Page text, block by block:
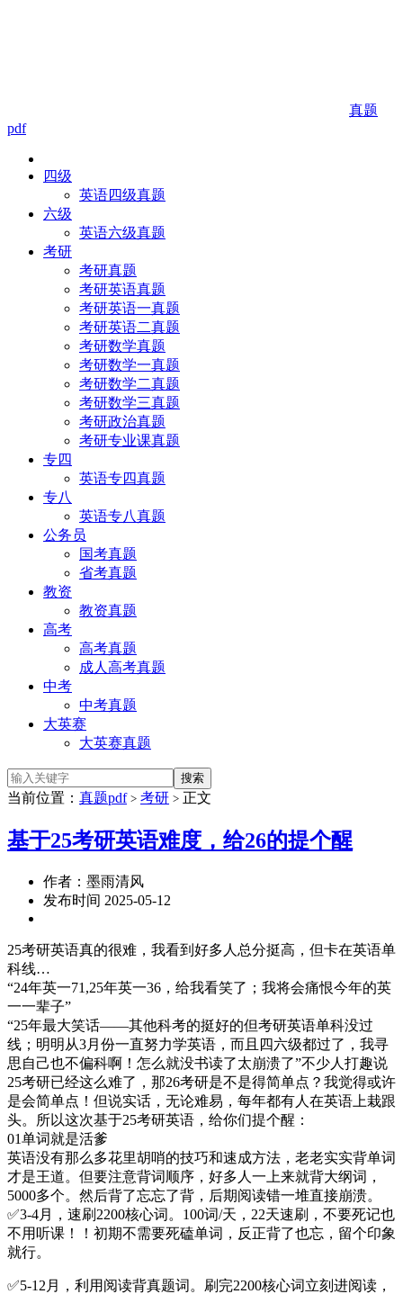
真题
pdf
四级
英语四级真题
六级
英语六级真题
考研
考研真题
考研英语真题
考研英语一真题
考研英语二真题
考研数学真题
考研数学一真题
考研数学二真题
考研数学三真题
考研政治真题
考研专业课真题
专四
英语专四真题
专八
英语专八真题
公务员
国考真题
省考真题
教资
教资真题
高考
高考真题
成人高考真题
中考
中考真题
大英赛
大英赛真题
当前位置： 真题pdf > 考研 > 正文
基于25考研英语难度，给26的提个醒
作者：墨雨清风
发布时间 2025-05-12
25考研英语真的很难，我看到好多人总分挺高，但卡在英语单
科线…
“24年英一71,25年英一36，给我看笑了；我将会痛恨今年的英
一一辈子”
“25年最大笑话——其他科考的挺好的但考研英语单科没过
线；明明从3月份一直努力学英语，而且四六级都过了，我寻
思自己也不偏科啊！怎么就没书读了太崩溃了”不少人打趣说
25考研已经这么难了，那26考研是不是得简单点？我觉得或许
是会简单点！但说实话，无论难易，每年都有人在英语上栽跟
头。所以这次基于25考研英语，给你们提个醒：
01单词就是活爹
英语没有那么多花里胡哨的技巧和速成方法，老老实实背单词
才是王道。但要注意背词顺序，好多人一上来就背大纲词，
5000多个。然后背了忘忘了背，后期阅读错一堆直接崩溃。
✅️3-4月，速刷2200核心词。100词/天，22天速刷，不要死记也
不用听课！！初期不需要死磕单词，反正背了也忘，留个印象
就行。
✅️5-12月，利用阅读背真题词。刷完2200核心词立刻进阅读，